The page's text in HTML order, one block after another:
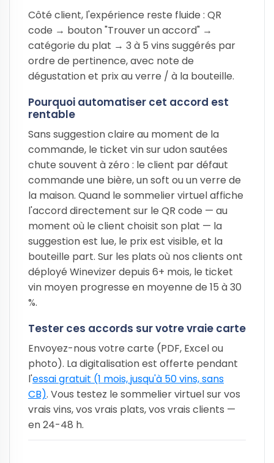
Côté client, l'expérience reste fluide : QR
code → bouton "Trouver un accord" →
catégorie du plat → 3 à 5 vins suggérés par
ordre de pertinence, avec note de
dégustation et prix au verre / à la bouteille.
Pourquoi automatiser cet accord est
rentable
Sans suggestion claire au moment de la
commande, le ticket vin sur udon sautées
chute souvent à zéro : le client par défaut
commande une bière, un soft ou un verre de
la maison. Quand le sommelier virtuel affiche
l'accord directement sur le QR code — au
moment où le client choisit son plat — la
suggestion est lue, le prix est visible, et la
bouteille part. Sur les plats où nos clients ont
déployé Winevizer depuis 6+ mois, le ticket
vin moyen progresse en moyenne de 15 à 30
%.
Tester ces accords sur votre vraie carte
Envoyez-nous votre carte (PDF, Excel ou
photo). La digitalisation est offerte pendant
l'essai gratuit (1 mois, jusqu'à 50 vins, sans
CB). Vous testez le sommelier virtuel sur vos
vrais vins, vos vrais plats, vos vrais clients —
en 24-48 h.